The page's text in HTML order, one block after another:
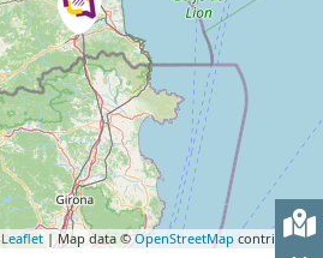
Leaflet| Map data ©OpenStreetMap contributors